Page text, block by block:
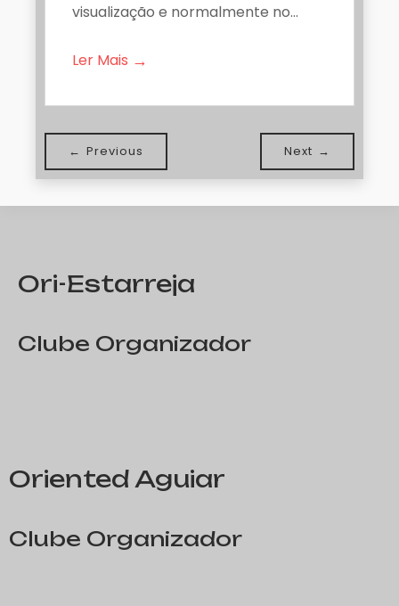
visualização e normalmente no…
Ler Mais →
Pagination
← Previous Next →
Ori-Estarreja
Clube Organizador
Oriented Aguiar
Clube Organizador